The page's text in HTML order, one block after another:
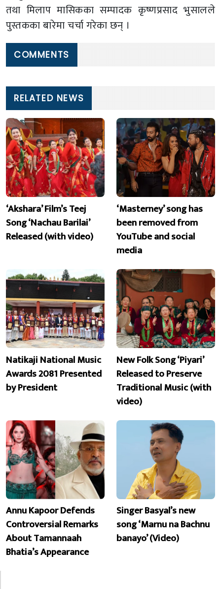
तथा मिलाप मासिकका सम्पादक कृष्णप्रसाद भुसालले
पुस्तकका बारेमा चर्चा गरेका छन् ।
COMMENTS
RELATED NEWS
‘Akshara’ Film’s Teej
Song ‘Nachau Barilai’
Released (with video)
‘Masterney’ song has
been removed from
YouTube and social
media
Natikaji National Music
Awards 2081 Presented
by President
New Folk Song ‘Piyari’
Released to Preserve
Traditional Music (with
video)
Annu Kapoor Defends
Controversial Remarks
About Tamannaah
Bhatia’s Appearance
Singer Basyal’s new
song ‘Marnu na Bachnu
banayo’ (Video)